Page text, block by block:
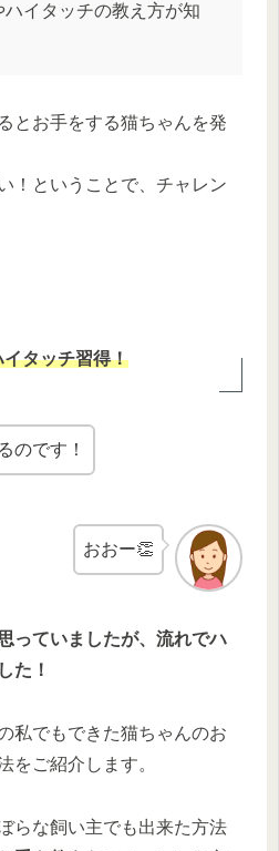
ハイタッチの教え方が知
とお手をする猫ちゃんを発
！ということで、チャレン
イタッチ習得！
のです！
おおー👏
っていましたが、流れでハ
た！
私でもできた猫ちゃんのお
をご紹介します。
らな飼い主でも出来た方法